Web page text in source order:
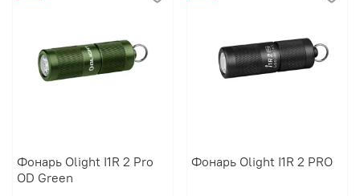
Фонарь Olight I1R 2 Pro
OD Green
Фонарь Olight I1R 2 PRO